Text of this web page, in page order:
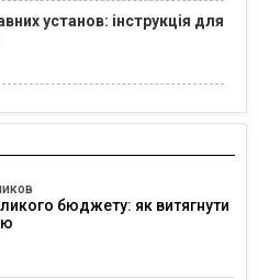
установ: інструкція для
бюджету: як витягнути